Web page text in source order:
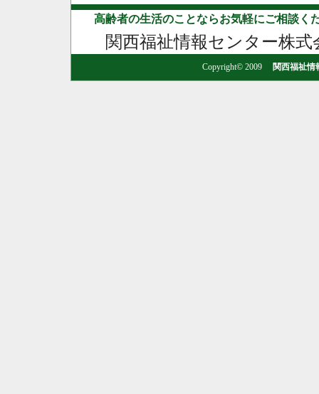
高齢者の生活のことならお気軽にご相談く
関西福祉情報センター株式
Copyright© 2009 関西福祉情